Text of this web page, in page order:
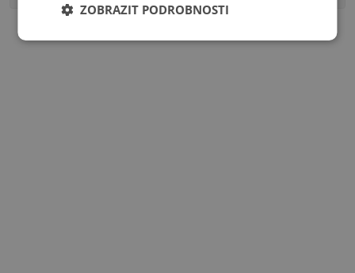
ZOBRAZIT PODROBNOSTI